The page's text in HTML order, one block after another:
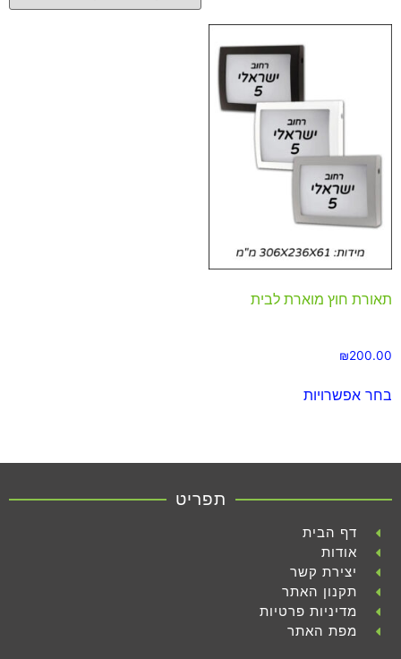
תאורת חוץ מוארת לבית
₪200.00
בחר אפשרויות
תפריט
דף הבית
אודות
יצירת קשר
תקנון האתר
מדיניות פרטיות
מפת האתר